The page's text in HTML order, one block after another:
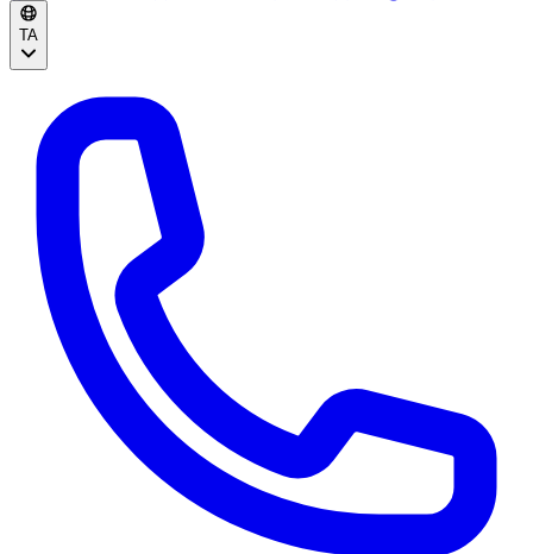
TA